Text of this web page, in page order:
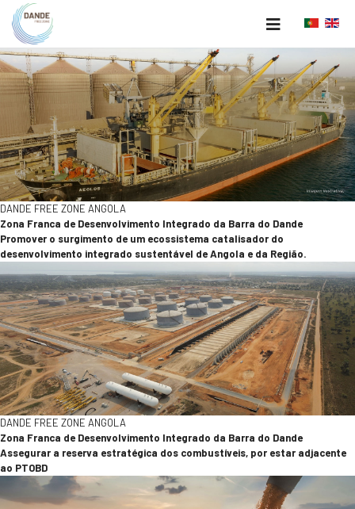
DANDE FREE ZONE ANGOLA
Zona Franca de Desenvolvimento Integrado da Barra do Dande
Promover o surgimento de um ecossistema catalisador do
desenvolvimento integrado sustentável de Angola e da Região.
DANDE FREE ZONE ANGOLA
Zona Franca de Desenvolvimento Integrado da Barra do Dande
Assegurar a reserva estratégica dos combustíveis, por estar adjacente
ao PTOBD